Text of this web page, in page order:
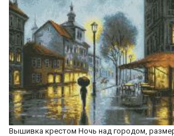
Вышивка крестом Ночь над городом,